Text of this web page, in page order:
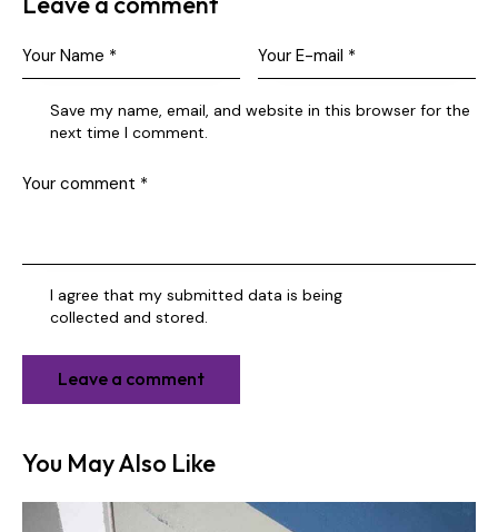
Save my name, email, and website in this browser for the
next time I comment.
I agree that my submitted data is being
collected and stored.
You May Also Like